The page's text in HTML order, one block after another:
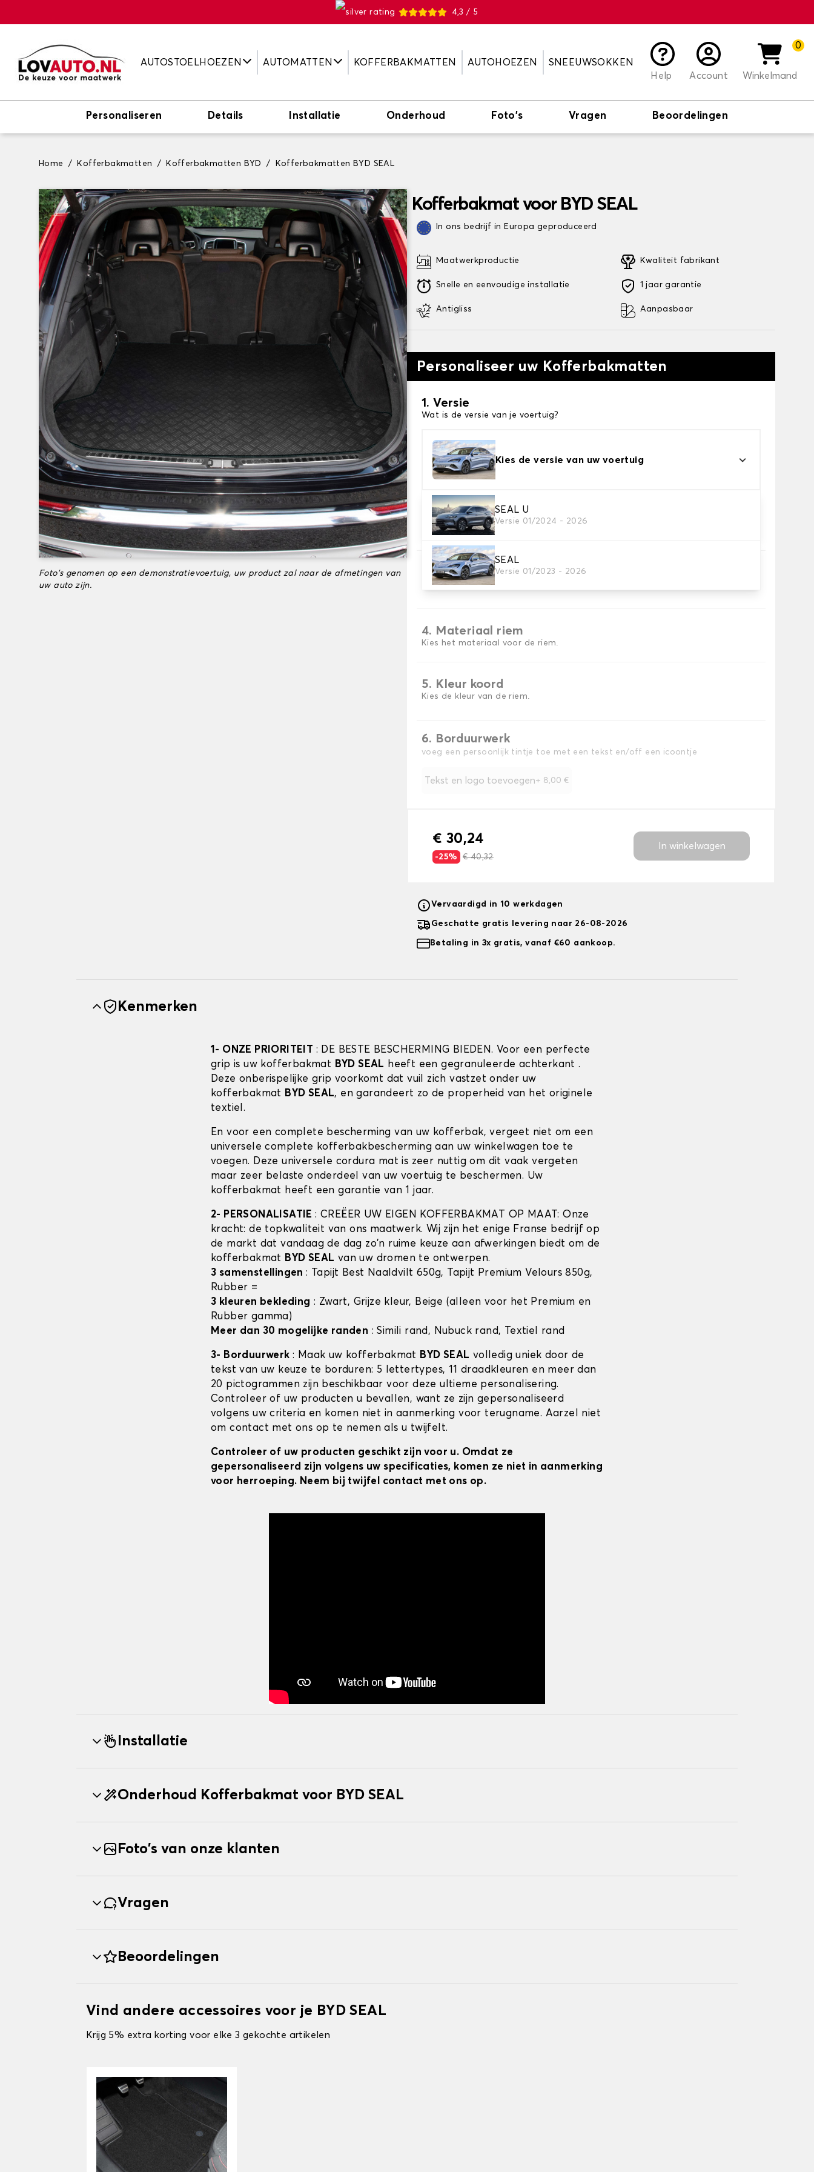
4,3 / 5
AUTOSTOELHOEZEN AUTOMATTEN KOFFERBAKMATTEN AUTOHOEZEN
SNEEUWSOKKEN
Help
Account
0
Winkelmand
Personaliseren Details Installatie Onderhoud Foto's Vragen Beoordelingen
Home Kofferbakmatten Kofferbakmatten BYD Kofferbakmatten BYD SEAL
Foto's genomen op een demonstratievoertuig, uw product zal naar de afmetingen van
uw auto zijn.
Kofferbakmat voor BYD SEAL
In ons bedrijf in Europa geproduceerd
Maatwerkproductie
Snelle en eenvoudige installatie
Antigliss
Kwaliteit fabrikant
1 jaar garantie
Aanpasbaar
Personaliseer uw Kofferbakmatten
1. Versie
Wat is de versie van je voertuig?
Kies de versie van uw voertuig
SEAL U
Versie 01/2024 - 2026
SEAL
Versie 01/2023 - 2026
2. Materiaal
Kies het materiaal van uw kofferbakmat
3. Tapijt kleuren
Kies de kleur van je tapijt kofferruimte.
4. Materiaal riem
Kies het materiaal voor de riem.
5. Kleur koord
Kies de kleur van de riem.
6. Borduurwerk
voeg een persoonlijk tintje toe met een tekst en/off een icoontje
Tekst en logo toevoegen+ 8,00 €
€ 30,24
-25% € 40,32
In winkelwagen
Vervaardigd in 10 werkdagen
Geschatte gratis levering naar 26-08-2026
Betaling in 3x gratis, vanaf €60 aankoop.
Kenmerken
1- ONZE PRIORITEIT : DE BESTE BESCHERMING BIEDEN. Voor een perfecte
grip is uw kofferbakmat BYD SEAL heeft een gegranuleerde achterkant .
Deze onberispelijke grip voorkomt dat vuil zich vastzet onder uw
kofferbakmat BYD SEAL, en garandeert zo de properheid van het originele
textiel.
En voor een complete bescherming van uw kofferbak, vergeet niet om een
universele complete kofferbakbescherming aan uw winkelwagen toe te
voegen. Deze universele cordura mat is zeer nuttig om dit vaak vergeten
maar zeer belaste onderdeel van uw voertuig te beschermen. Uw
kofferbakmat heeft een garantie van 1 jaar.
2- PERSONALISATIE: CREËER UW EIGEN KOFFERBAKMAT OP MAAT: Onze
kracht: de topkwaliteit van ons maatwerk. Wij zijn het enige Franse bedrijf op
de markt dat vandaag de dag zo'n ruime keuze aan afwerkingen biedt om de
kofferbakmat BYD SEAL van uw dromen te ontwerpen.
3 samenstellingen: Tapijt Best Naaldvilt 650g, Tapijt Premium Velours 850g,
Rubber =
3 kleuren bekleding : Zwart, Grijze kleur, Beige (alleen voor het Premium en
Rubber gamma)
Meer dan 30 mogelijke randen : Simili rand, Nubuck rand, Textiel rand
3- Borduurwerk : Maak uw kofferbakmat BYD SEAL volledig uniek door de
tekst van uw keuze te borduren: 5 lettertypes, 11 draadkleuren en meer dan
20 pictogrammen zijn beschikbaar voor deze ultieme personalisering.
Controleer of uw producten u bevallen, want ze zijn gepersonaliseerd
volgens uw criteria en komen niet in aanmerking voor terugname. Aarzel niet
om contact met ons op te nemen als u twijfelt.
Controleer of uw producten geschikt zijn voor u. Omdat ze
gepersonaliseerd zijn volgens uw specificaties, komen ze niet in aanmerking
voor herroeping. Neem bij twijfel contact met ons op.
Installatie
Onderhoud Kofferbakmat voor BYD SEAL
Foto's van onze klanten
Vragen
Beoordelingen
Vind andere accessoires voor je BYD SEAL
Krijg 5% extra korting voor elke 3 gekochte artikelen